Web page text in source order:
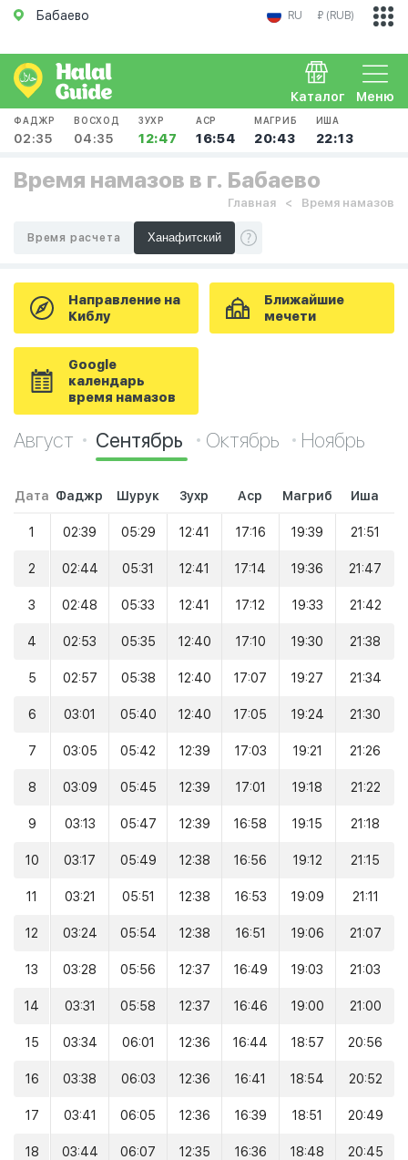
Бабаево RU ₽ (RUB)
Меню
Каталог
ФАДЖР
02:35
ВОСХОД
04:35
ЗУХР
12:47
АСР
16:54
МАГРИБ
20:43
ИША
22:13
Время намазов в г. Бабаево
Главная Время намазов
Время расчета
Направление на
Киблу
Ближайшие
мечети
Google
календарь
время намазов
Август Сентябрь Октябрь Ноябрь
Дата Фаджр Шурук Зухр Аср Магриб Иша
1 02:39 05:29 12:41 17:16 19:39 21:51
2 02:44 05:31 12:41 17:14 19:36 21:47
3 02:48 05:33 12:41 17:12 19:33 21:42
4 02:53 05:35 12:40 17:10 19:30 21:38
5 02:57 05:38 12:40 17:07 19:27 21:34
6 03:01 05:40 12:40 17:05 19:24 21:30
7 03:05 05:42 12:39 17:03 19:21 21:26
8 03:09 05:45 12:39 17:01 19:18 21:22
9 03:13 05:47 12:39 16:58 19:15 21:18
10 03:17 05:49 12:38 16:56 19:12 21:15
11 03:21 05:51 12:38 16:53 19:09 21:11
12 03:24 05:54 12:38 16:51 19:06 21:07
13 03:28 05:56 12:37 16:49 19:03 21:03
14 03:31 05:58 12:37 16:46 19:00 21:00
15 03:34 06:01 12:36 16:44 18:57 20:56
16 03:38 06:03 12:36 16:41 18:54 20:52
17 03:41 06:05 12:36 16:39 18:51 20:49
18 03:44 06:07 12:35 16:36 18:48 20:45